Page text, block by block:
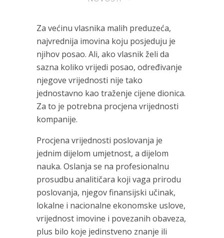
Za većinu vlasnika malih preduzeća,
najvrednija imovina koju posjeduju je
njihov posao. Ali, ako vlasnik želi da
sazna koliko vrijedi posao, određivanje
njegove vrijednosti nije tako
jednostavno kao traženje cijene dionica.
Za to je potrebna procjena vrijednosti
kompanije.
Procjena vrijednosti poslovanja je
jednim dijelom umjetnost, a dijelom
nauka. Oslanja se na profesionalnu
prosudbu analitičara koji vaga prirodu
poslovanja, njegov finansijski učinak,
lokalne i nacionalne ekonomske uslove,
vrijednost imovine i povezanih obaveza,
plus bilo koje jedinstveno znanje ili